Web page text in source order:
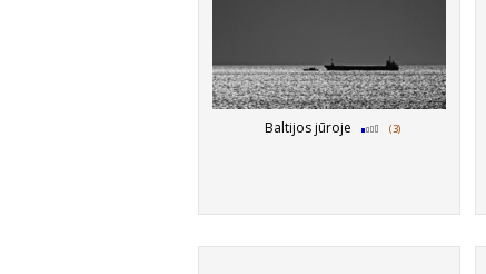
Baltijos jūroje (3)